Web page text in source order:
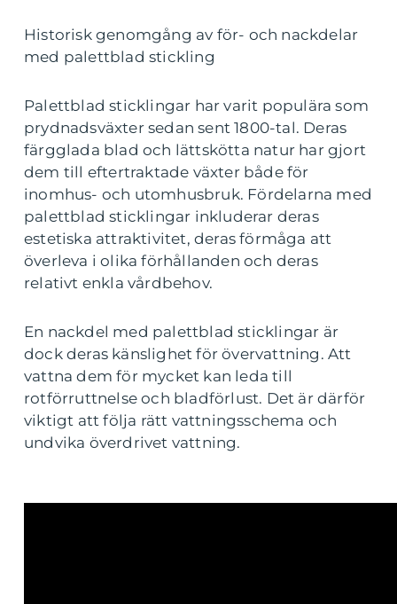
Historisk genomgång av för- och nackdelar
med palettblad stickling
Palettblad sticklingar har varit populära som
prydnadsväxter sedan sent 1800-tal. Deras
färgglada blad och lättskötta natur har gjort
dem till eftertraktade växter både för
inomhus- och utomhusbruk. Fördelarna med
palettblad sticklingar inkluderar deras
estetiska attraktivitet, deras förmåga att
överleva i olika förhållanden och deras
relativt enkla vårdbehov.
En nackdel med palettblad sticklingar är
dock deras känslighet för övervattning. Att
vattna dem för mycket kan leda till
rotförruttnelse och bladförlust. Det är därför
viktigt att följa rätt vattningsschema och
undvika överdrivet vattning.